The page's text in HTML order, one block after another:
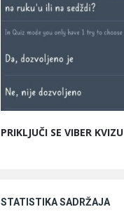
PRIKLJUČI SE VIBER KVIZU
STATISTIKA SADRŽAJA